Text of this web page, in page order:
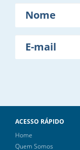
mail
ACESSO RÁPIDO
Home
Quem Somos